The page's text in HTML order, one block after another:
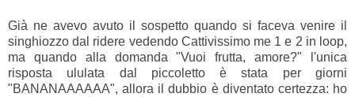
Già ne avevo avuto il sospetto quando si faceva venire il
singhiozzo dal ridere vedendo Cattivissimo me 1 e 2 in loop,
ma quando alla domanda "Vuoi frutta, amore?" l'unica
risposta ululata dal piccoletto è stata per giorni
"BANANAAAAAA", allora il dubbio è diventato certezza: ho